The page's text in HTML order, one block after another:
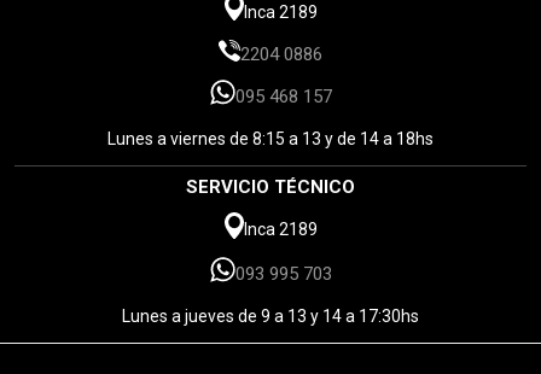
Inca 2189
2204 0886
095 468 157
Lunes a viernes de 8:15 a 13 y de 14 a 18hs
SERVICIO TÉCNICO
Inca 2189
093 995 703
Lunes a jueves de 9 a 13 y 14 a 17:30hs